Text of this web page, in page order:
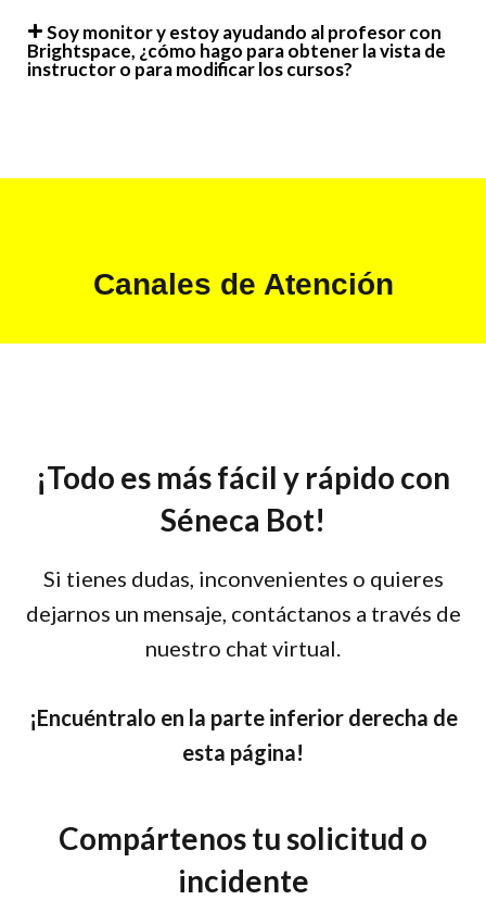
Soy monitor y estoy ayudando al profesor con
Brightspace, ¿cómo hago para obtener la vista de
instructor o para modificar los cursos?
Canales de Atención
¡Todo es más fácil y rápido con
Séneca Bot!
Si tienes dudas, inconvenientes o quieres
dejarnos un mensaje, contáctanos a través de
nuestro chat virtual.
¡Encuéntralo en la parte inferior derecha de
esta página!
Compártenos tu solicitud o
incidente